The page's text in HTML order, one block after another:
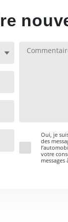
Oui, je
des
votre